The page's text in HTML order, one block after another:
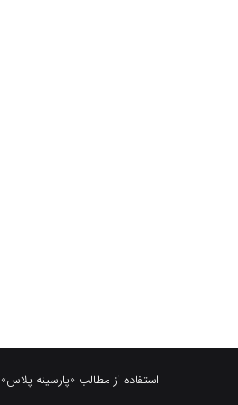
استفاده از مطالب «پارسینه